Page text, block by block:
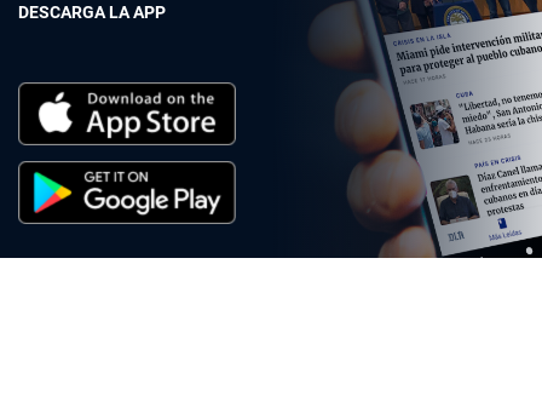
DESCARGA LA APP